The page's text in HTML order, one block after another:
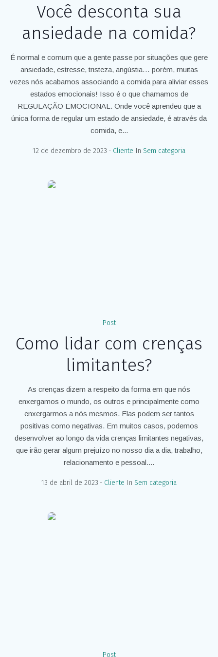
Você desconta sua
ansiedade na comida?
É normal e comum que a gente passe por situações que gere
ansiedade, estresse, tristeza, angústia… porém, muitas
vezes nós acabamos associando a comida para aliviar esses
estados emocionais! Isso é o que chamamos de
REGULAÇÃO EMOCIONAL. Onde você aprendeu que a
única forma de regular um estado de ansiedade, é através da
comida, e...
12 de dezembro de 2023 Cliente In Sem categoria
Post
Como lidar com crenças
limitantes?
As crenças dizem a respeito da forma em que nós
enxergamos o mundo, os outros e principalmente como
enxergarmos a nós mesmos. Elas podem ser tantos
positivas como negativas. Em muitos casos, podemos
desenvolver ao longo da vida crenças limitantes negativas,
que irão gerar algum prejuízo no nosso dia a dia, trabalho,
relacionamento e pessoal....
13 de abril de 2023 Cliente In Sem categoria
Post